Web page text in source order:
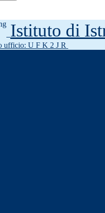
Istituto di
ufficio: U F K 2 J R